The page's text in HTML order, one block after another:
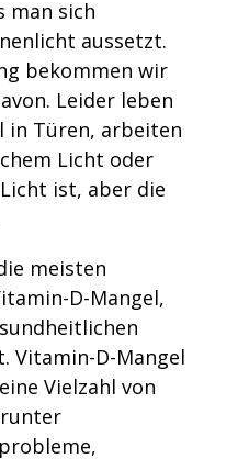
man sich
aussetzt.
bekommen wir
Leider leben
in Türen, arbeiten
Licht oder
ist, aber die
meisten
D-Mangel,
Vitamin-D-Mangel
Vielzahl von